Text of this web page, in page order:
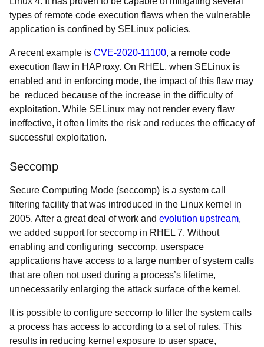
types of remote code execution flaws when the vulnerable
application is confined by SELinux policies.
A recent example is CVE-2020-11100, a remote code
execution flaw in HAProxy. On RHEL, when SELinux is
enabled and in enforcing mode, the impact of this flaw may
be reduced because of the increase in the difficulty of
exploitation. While SELinux may not render every flaw
ineffective, it often limits the risk and reduces the efficacy of
successful exploitation.
Seccomp
Secure Computing Mode (seccomp) is a system call
filtering facility that was introduced in the Linux kernel in
2005. After a great deal of work and evolution upstream,
we added support for seccomp in RHEL 7. Without
enabling and configuring seccomp, userspace
applications have access to a large number of system calls
that are often not used during a process’s lifetime,
unnecessarily enlarging the attack surface of the kernel.
It is possible to configure seccomp to filter the system calls
a process has access to according to a set of rules. This
results in reducing kernel exposure to user space,